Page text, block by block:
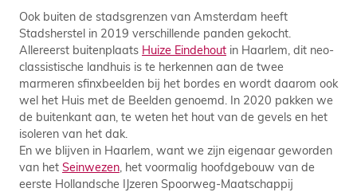
Ook buiten de stadsgrenzen van Amsterdam heeft
Stadsherstel in 2019 verschillende panden gekocht.
Allereerst buitenplaats Huize Eindehout in Haarlem, dit neo-
classistische landhuis is te herkennen aan de twee
marmeren sfinxbeelden bij het bordes en wordt daarom ook
wel het Huis met de Beelden genoemd. In 2020 pakken we
de buitenkant aan, te weten het hout van de gevels en het
isoleren van het dak.
En we blijven in Haarlem, want we zijn eigenaar geworden
van het Seinwezen, het voormalig hoofdgebouw van de
eerste Hollandsche IJzeren Spoorweg-Maatschappij